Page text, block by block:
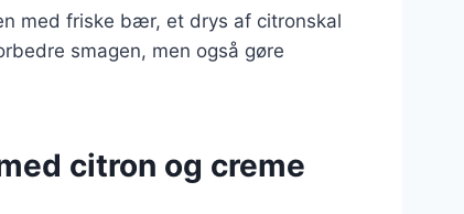
med friske bær, et drys af citronskal
smagen, men også gøre
citron og creme